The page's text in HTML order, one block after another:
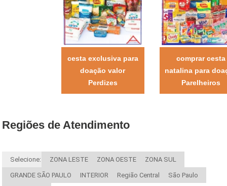
cesta exclusiva para
doação valor
Perdizes
comprar cesta
natalina para
Parelheiros
Regiões de Atendimento
Selecione: ZONA LESTE ZONA OESTE ZONA SUL
GRANDE SÃO PAULO INTERIOR Região Central São Paulo